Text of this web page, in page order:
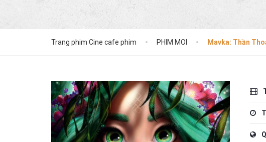
Trang phim Cine cafe phim PHIM MOI Mavka: Thần